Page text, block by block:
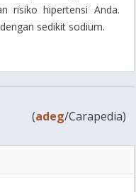
risiko hipertensi Anda.
sedikit sodium.
(adeg/Carapedia)